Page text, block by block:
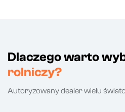
Dlaczego warto
rolniczy?
Autoryzowany dealer wielu